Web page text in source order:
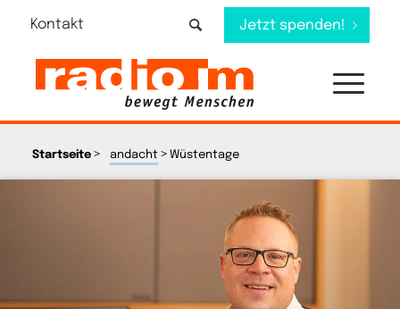
Kontakt Jetzt spenden!
Startseite> andacht> Wüstentage